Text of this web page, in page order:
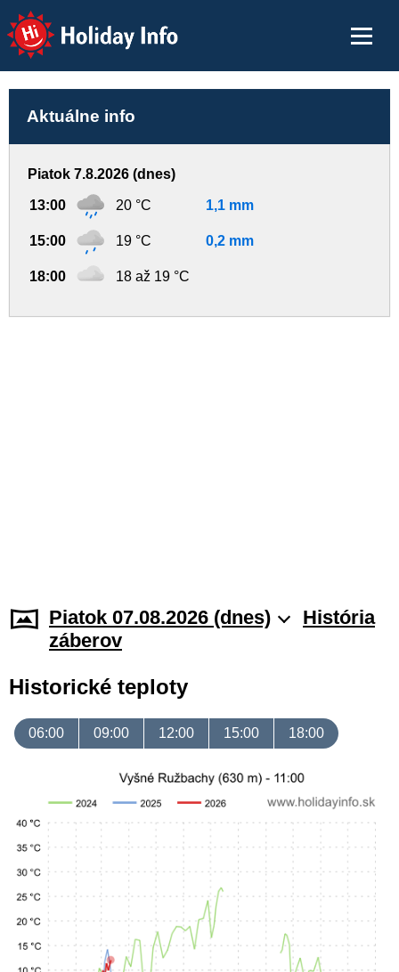
Holiday Info
Aktuálne info
Piatok 7.8.2026 (dnes)
13:00 20 °C 1,1 mm
15:00 19 °C 0,2 mm
18:00 18 až 19 °C
Piatok 07.08.2026 (dnes)
História
záberov
Historické teploty
06:00 09:00 12:00 15:00 18:00